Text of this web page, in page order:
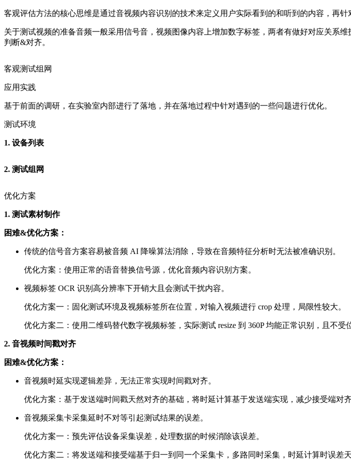
客观评估方法的核心思维是通过音视频内容识别的技术来定义用户实际看到的和听到的内容，再
关于测试视频的准备音频一般采用信号音，视频图像内容上增加数字标签，两者有做好对应关系
判断&对齐。
客观测试组网
应用实践
基于前面的调研，在实验室内部进行了落地，并在落地过程中针对遇到的一些问题进行优化。
测试环境
1. 设备列表
2. 测试组网
优化方案
1. 测试素材制作
困难&优化方案：
传统的信号音方案容易被音频 AI 降噪算法消除，导致在音频特征分析时无法被准确识别。
优化方案：使用正常的语音替换信号源，优化音频内容识别方案。
视频标签 OCR 识别高分辨率下开销大且会测试干扰内容。
优化方案一：固化测试环境及视频标签所在位置，对输入视频进行 crop 处理，局限性较大。
优化方案二：使用二维码替代数字视频标签，实际测试 resize 到 360P 均能正常识别，且不受
2. 音视频时间戳对齐
困难&优化方案：
音视频时延实现逻辑差异，无法正常实现时间戳对齐。
优化方案：基于发送端时间戳天然对齐的基础，将时延计算基于发送端实现，减少接受端对齐
音视频采集卡采集延时不对等引起测试结果的误差。
优化方案一：预先评估设备采集误差，处理数据的时候消除该误差。
优化方案二：将发送端和接受端基于归一到同一个采集卡，多路同时采集，时延计算时误差天